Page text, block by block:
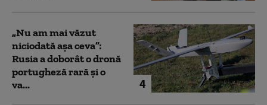
4
„Nu am mai văzut
niciodată așa ceva”:
Rusia a doborât o dronă
portugheză rară și o
va...